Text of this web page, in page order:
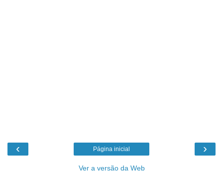
‹ ›
Página inicial
Ver a versão da Web